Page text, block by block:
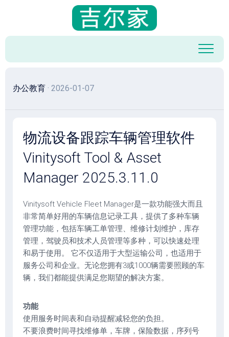
容
办公教育 · 2026-01-07
物流设备跟踪车辆管理软件
Vinitysoft Tool & Asset
Manager 2025.3.11.0
Vinitysoft Vehicle Fleet Manager是一款功能强大而且
非常简单好用的车辆信息记录工具，提供了多种车辆
管理功能，包括车辆工单管理、维修计划维护，库存
管理，驾驶员和技术人员管理等多种，可以快速处理
和易于使用。 它不仅适用于大型运输公司，也适用于
服务公司和企业。无论您拥有3或1000辆需要照顾的车
辆，我们都能提供满足您期望的解决方案。
功能
使用服务时间表和自动提醒减轻您的负担。
不要浪费时间寻找维修单，车牌，保险数据，序列号